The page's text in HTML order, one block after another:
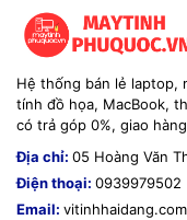
Hệ thống bán lẻ laptop,
tính đồ họa, MacBook,
có trả góp 0%, giao
Địa chỉ: 05 Hoàng Văn
Điện thoại: 0939979502
Email: